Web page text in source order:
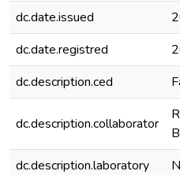
dc.date.issued
dc.date.registred
dc.description.ced
dc.description.collaborator
dc.description.laboratory